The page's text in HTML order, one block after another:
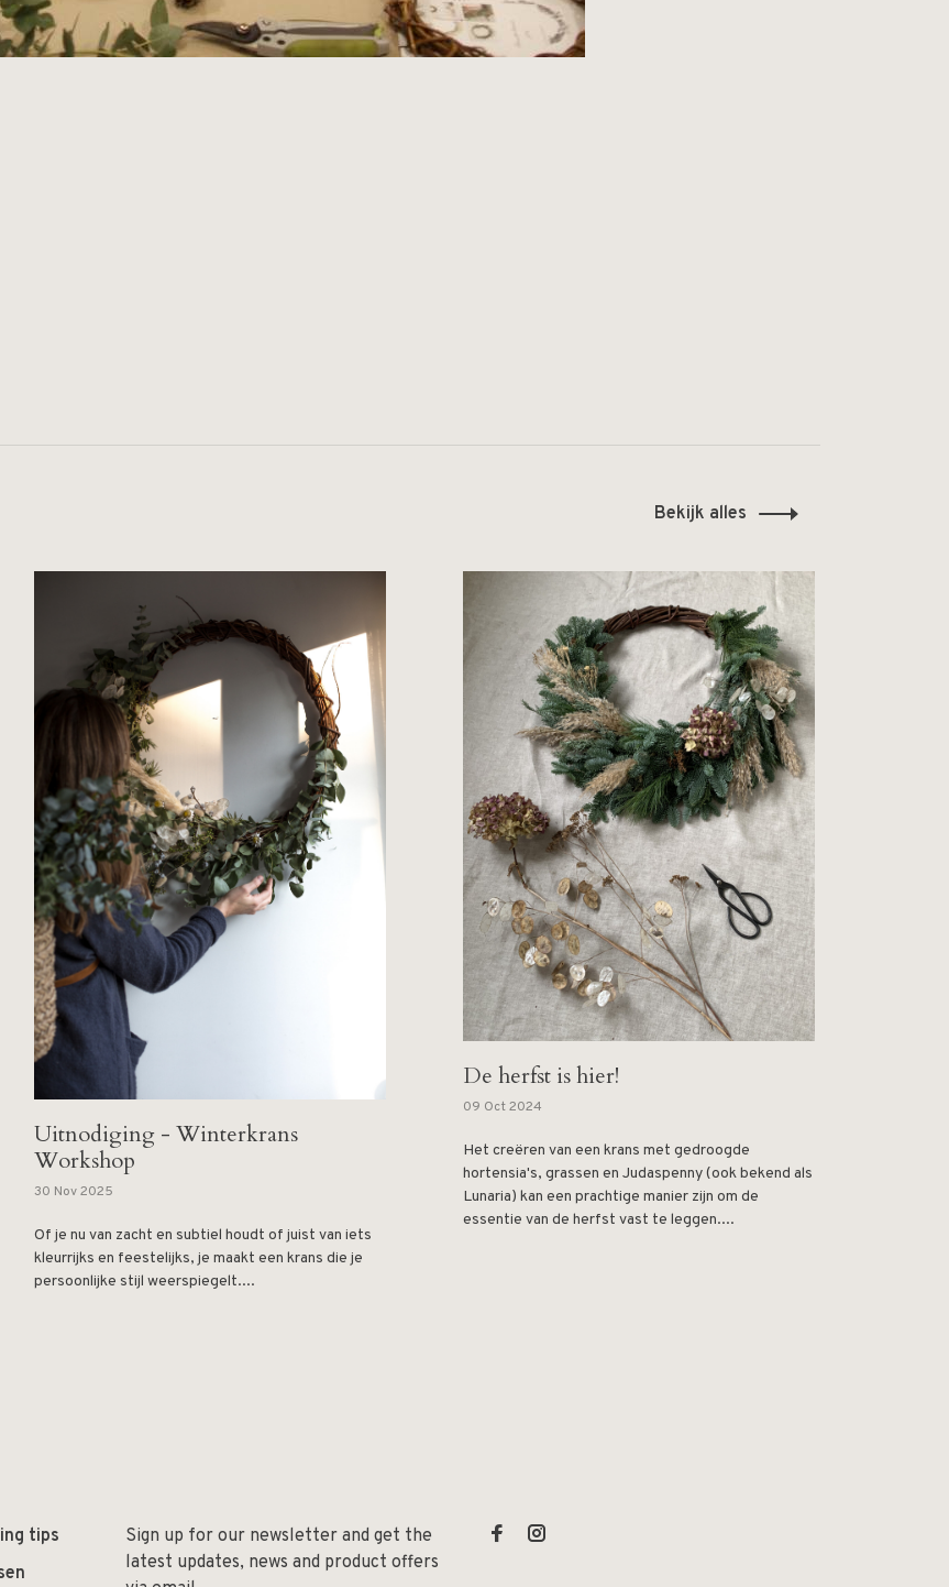
Bekijk alles
Uitnodiging - Winterkrans
Workshop
30 Nov 2025
Of je nu van zacht en subtiel houdt of juist van iets
kleurrijks en feestelijks, je maakt een krans die je
persoonlijke stijl weerspiegelt....
De herfst is hier!
09 Oct 2024
Het creëren van een krans met gedroogde
hortensia's, grassen en Judaspenny (ook bekend als
Lunaria) kan een prachtige manier zijn om de
essentie van de herfst vast te leggen....
tips
Sign up for our newsletter and get the
latest updates, news and product offers